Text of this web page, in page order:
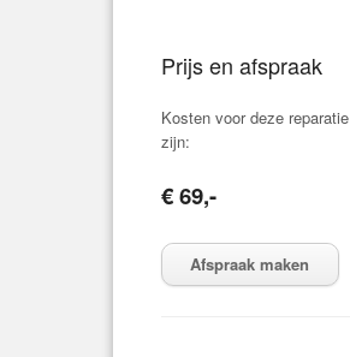
Prijs en afspraak
Kosten voor deze reparatie
zijn:
€ 69,-
Afspraak maken